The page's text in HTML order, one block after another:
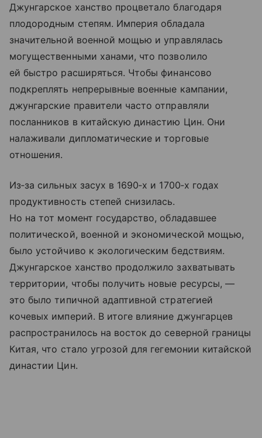
Джунгарское ханство процветало благодаря
плодородным степям. Империя обладала
значительной военной мощью и управлялась
могущественными ханами, что позволило
ей быстро расширяться. Чтобы финансово
подкреплять непрерывные военные кампании,
джунгарские правители часто отправляли
посланников в китайскую династию Цин. Они
налаживали дипломатические и торговые
отношения.
Из‑за сильных засух в 1690‑х и 1700‑х годах
продуктивность степей снизилась.
Но на тот момент государство, обладавшее
политической, военной и экономической мощью,
было устойчиво к экологическим бедствиям.
Джунгарское ханство продолжило захватывать
территории, чтобы получить новые ресурсы, —
это было типичной адаптивной стратегией
кочевых империй. В итоге влияние джунгарцев
распространилось на восток до северной границы
Китая, что стало угрозой для гегемонии китайской
династии Цин.